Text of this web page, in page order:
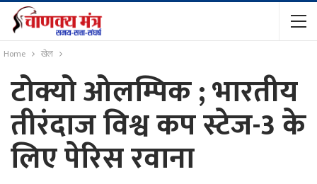
Home खेल
टोक्यो ओलम्पिक ; भारतीय
तीरंदाज विश्व कप स्टेज-3 के
लिए पेरिस रवाना